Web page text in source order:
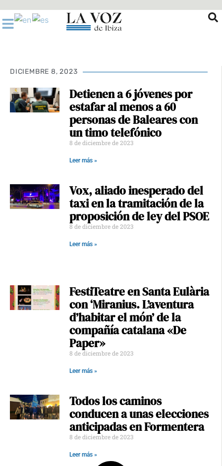
al
contenido
DICIEMBRE 8, 2023
Detienen a 6 jóvenes por
estafar al menos a 60
personas de Baleares con
un timo telefónico
8 de diciembre de 2023
Leer más »
Vox, aliado inesperado del
taxi en la tramitación de la
proposición de ley del PSOE
8 de diciembre de 2023
Leer más »
FestiTeatre en Santa Eulària
con ‘Miranius. L’aventura
d’habitar el món’ de la
compañía catalana «De
Paper»
8 de diciembre de 2023
Leer más »
Todos los caminos
conducen a unas elecciones
anticipadas en Formentera
8 de diciembre de 2023
Leer más »